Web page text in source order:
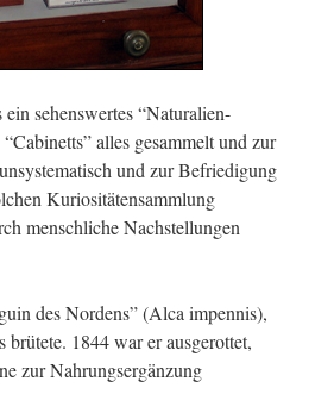
sehenswertes “Naturalien-
alles gesammelt und zur
und zur Befriedigung
Kuriositätensammlung
menschliche Nachstellungen
des Nordens” (Alca impennis),
1844 war er ausgerottet,
zur Nahrungsergänzung